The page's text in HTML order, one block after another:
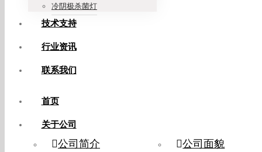
冷阴极杀菌灯
技术支持
行业资讯
联系我们
首页
关于公司
公司简介
公司面貌